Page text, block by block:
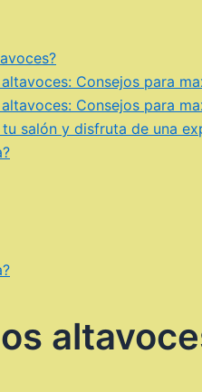
Consejos para
Consejos para
salón y disfruta de una